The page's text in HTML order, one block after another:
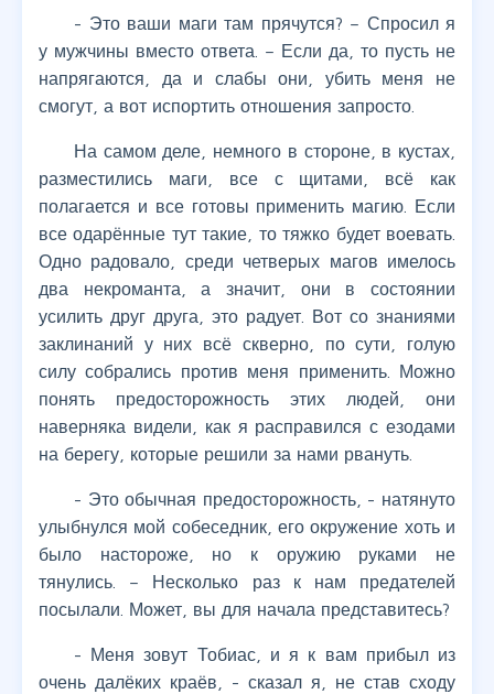
- Это ваши маги там прячутся? – Спросил я
у мужчины вместо ответа. – Если да, то пусть не
напрягаются, да и слабы они, убить меня не
смогут, а вот испортить отношения запросто.
На самом деле, немного в стороне, в кустах,
разместились маги, все с щитами, всё как
полагается и все готовы применить магию. Если
все одарённые тут такие, то тяжко будет воевать.
Одно радовало, среди четверых магов имелось
два некроманта, а значит, они в состоянии
усилить друг друга, это радует. Вот со знаниями
заклинаний у них всё скверно, по сути, голую
силу собрались против меня применить. Можно
понять предосторожность этих людей, они
наверняка видели, как я расправился с езодами
на берегу, которые решили за нами рвануть.
- Это обычная предосторожность, - натянуто
улыбнулся мой собеседник, его окружение хоть и
было настороже, но к оружию руками не
тянулись. – Несколько раз к нам предателей
посылали. Может, вы для начала представитесь?
- Меня зовут Тобиас, и я к вам прибыл из
очень далёких краёв, - сказал я, не став сходу